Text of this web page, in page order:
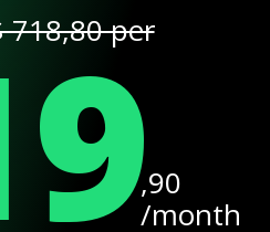
718,80 per
,90
/month